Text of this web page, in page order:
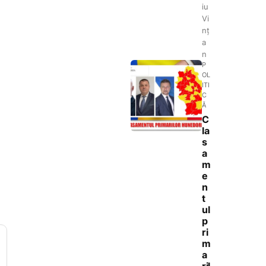
iu
Vi
nț
a
n
P
OL
ITI
C
Ă
C
la
s
a
m
e
n
t
ul
p
ri
m
a